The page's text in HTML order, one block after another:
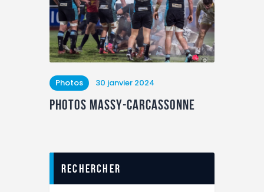
Photos 30 janvier 2024
photos Massy-carcassonne
Rechercher